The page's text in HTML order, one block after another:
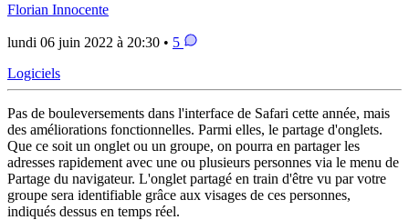
Florian Innocente
lundi 06 juin 2022 à 20:30 • 5
Logiciels
Pas de bouleversements dans l'interface de Safari cette année, mais
des améliorations fonctionnelles. Parmi elles, le partage d'onglets.
Que ce soit un onglet ou un groupe, on pourra en partager les
adresses rapidement avec une ou plusieurs personnes via le menu de
Partage du navigateur. L'onglet partagé en train d'être vu par votre
groupe sera identifiable grâce aux visages de ces personnes,
indiqués dessus en temps réel.